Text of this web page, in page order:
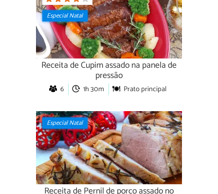
Especial Natal
Receita de Cupim assado na panela de
pressão
6 1h 30m Prato principal
Especial Natal